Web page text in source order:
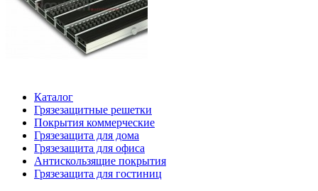
Каталог
Грязезащитные решетки
Покрытия коммерческие
Грязезащита для дома
Грязезащита для офиса
Антискользящие покрытия
Грязезащита для гостиниц